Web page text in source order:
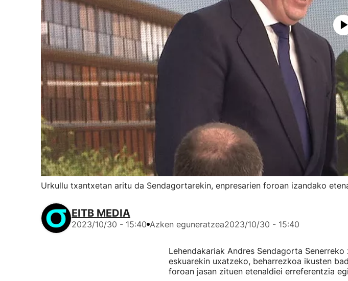
Urkullu txantxetan aritu da Sendagortarekin, enpresarien foroan izandako
EITB MEDIA
2023/10/30 - 15:40 Azken eguneratzea2023/10/30 - 15:40
Lehendakariak Andres Sendagorta
eskuarekin uxatzeko, beharrezkoa ikusten
foroan jasan zituen etenaldiei erreferentzia